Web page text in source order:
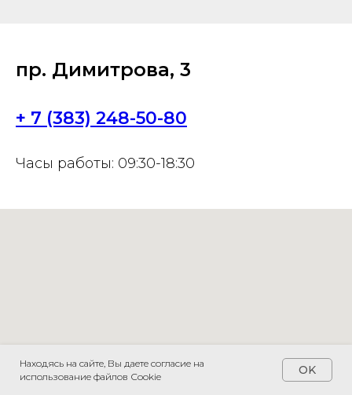
Находясь на сайте, Вы даете согласие на
использование файлов Сookie
OK
пр. Димитрова, 3
+ 7 (383) 248-50-80
Часы работы: 09:30-18:30